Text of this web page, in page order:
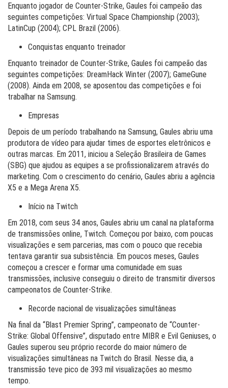
Enquanto jogador de Counter-Strike, Gaules foi campeão das
seguintes competições: Virtual Space Championship (2003);
LatinCup (2004); CPL Brazil (2006).
Conquistas enquanto treinador
Enquanto treinador de Counter-Strike, Gaules foi campeão das
seguintes competições: DreamHack Winter (2007); GameGune
(2008). Ainda em 2008, se aposentou das competições e foi
trabalhar na Samsung.
Empresas
Depois de um período trabalhando na Samsung, Gaules abriu uma
produtora de vídeo para ajudar times de esportes eletrônicos e
outras marcas. Em 2011, iniciou a Seleção Brasileira de Games
(SBG) que ajudou as equipes a se profissionalizarem através do
marketing. Com o crescimento do cenário, Gaules abriu a agência
X5 e a Mega Arena X5.
Início na Twitch
Em 2018, com seus 34 anos, Gaules abriu um canal na plataforma
de transmissões online, Twitch. Começou por baixo, com poucas
visualizações e sem parcerias, mas com o pouco que recebia
tentava garantir sua subsistência. Em poucos meses, Gaules
começou a crescer e formar uma comunidade em suas
transmissões, inclusive conseguiu o direito de transmitir diversos
campeonatos de Counter-Strike.
Recorde nacional de visualizações simultâneas
Na final da “Blast Premier Spring”, campeonato de “Counter-
Strike: Global Offensive”, disputado entre MIBR e Evil Geniuses, o
Gaules superou seu próprio recorde do maior número de
visualizações simultâneas na Twitch do Brasil. Nesse dia, a
transmissão teve pico de 393 mil visualizações ao mesmo
tempo.